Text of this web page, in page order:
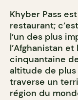
Khyber Pass
restaurant;
l’un des plus
l’Afghanistan
cinquantaine
altitude de
traverse un
région du